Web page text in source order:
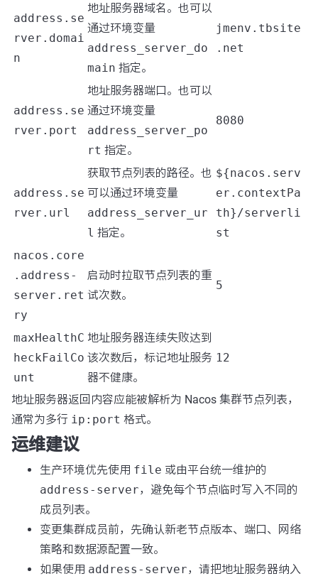
address.se
rver.domai
n
地址服务器域名。也可以
通过环境变量
address_server_do
main 指定。
jmenv.tbsite
.net
address.se
rver.port
地址服务器端口。也可以
通过环境变量
address_server_po
rt 指定。
8080
address.se
rver.url
获取节点列表的路径。也
可以通过环境变量
address_server_ur
l 指定。
${nacos.serv
er.contextPa
th}/serverli
st
nacos.core
.address-
server.ret
ry
启动时拉取节点列表的重
试次数。
5
maxHealthC
heckFailCo
unt
地址服务器连续失败达到
该次数后，标记地址服务
器不健康。
12
地址服务器返回内容应能被解析为 Nacos 集群节点列表，
通常为多行 ip:port 格式。
运维建议
生产环境优先使用 file 或由平台统一维护的
address-server，避免每个节点临时写入不同的
成员列表。
变更集群成员前，先确认新老节点版本、端口、网络
策略和数据源配置一致。
如果使用 address-server，请把地址服务器纳入